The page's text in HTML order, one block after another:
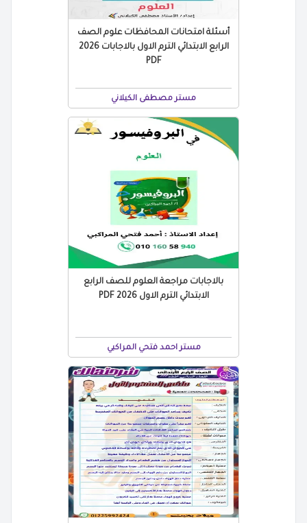
أسئلة امتحانات المحافظات علوم الصف
الرابع الابتدائي الترم الاول بالاجابات 2026
PDF
مستر مصطفى الكيلاني
بالاجابات مراجعة العلوم للصف الرابع
الابتدائي الترم الاول 2026 PDF
مستر احمد فتحي المراكبي